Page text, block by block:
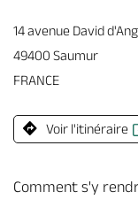
14 avenue David
49400 Saumur
FRANCE
Voir l'itinéraire
Comment s'y